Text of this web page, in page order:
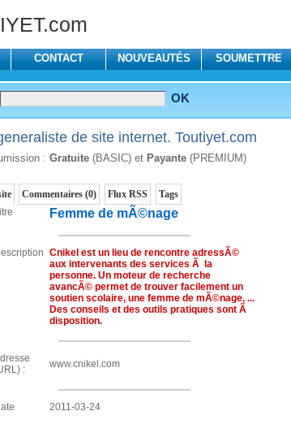
CONTACT NOUVEAUTÉS SOUMETTRE
de site internet. Toutiyet.com
: Gratuite (BASIC) et Payante (PREMIUM)
Commentaires (0) Flux RSS Tags
Femme de mÃ©nage
Cnikel est un lieu de rencontre adressÃ©
aux intervenants des services Ã la
personne. Un moteur de recherche
avancÃ© permet de trouver facilement un
soutien scolaire, une femme de mÃ©nage, ...
Des conseils et des outils pratiques sont Ã
disposition.
:
www.cnikel.com
2011-03-24